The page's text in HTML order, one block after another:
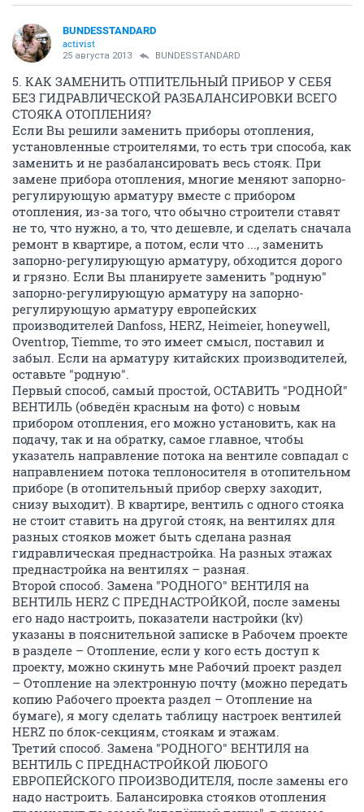
BUNDESSTANDARD
activist
25 августа 2013 BUNDESSTANDARD
5. КАК ЗАМЕНИТЬ ОТПИТЕЛЬНЫЙ ПРИБОР У СЕБЯ
БЕЗ ГИДРАВЛИЧЕСКОЙ РАЗБАЛАНСИРОВКИ ВСЕГО
СТОЯКА ОТОПЛЕНИЯ?
Если Вы решили заменить приборы отопления,
установленные строителями, то есть три способа, как
заменить и не разбалансировать весь стояк. При
замене прибора отопления, многие меняют запорно-
регулирующую арматуру вместе с прибором
отопления, из-за того, что обычно строители ставят
не то, что нужно, а то, что дешевле, и сделать сначала
ремонт в квартире, а потом, если что ..., заменить
запорно-регулирующую арматуру, обходится дорого
и грязно. Если Вы планируете заменить "родную"
запорно-регулирующую арматуру на запорно-
регулирующую арматуру европейских
производителей Danfoss, HERZ, Heimeier, honeywell,
Oventrop, Tiemme, то это имеет смысл, поставил и
забыл. Если на арматуру китайских производителей,
оставьте "родную".
Первый способ, самый простой, ОСТАВИТЬ "РОДНОЙ"
ВЕНТИЛЬ (обведён красным на фото) с новым
прибором отопления, его можно установить, как на
подачу, так и на обратку, самое главное, чтобы
указатель направление потока на вентиле совпадал с
направлением потока теплоносителя в отопительном
приборе (в отопительный прибор сверху заходит,
снизу выходит). В квартире, вентиль с одного стояка
не стоит ставить на другой стояк, на вентилях для
разных стояков может быть сделана разная
гидравлическая преднастройка. На разных этажах
преднастройка на вентилях – разная.
Второй способ. Замена "РОДНОГО" ВЕНТИЛЯ на
ВЕНТИЛЬ HERZ С ПРЕДНАСТРОЙКОЙ, после замены
его надо настроить, показатели настройки (kv)
указаны в пояснительной записке в Рабочем проекте
в разделе – Отопление, если у кого есть доступ к
проекту, можно скинуть мне Рабочий проект раздел
– Отопление на электронную почту (можно передать
копию Рабочего проекта раздел – Отопление на
бумаге), я могу сделать таблицу настроек вентилей
HERZ по блок-секциям, стоякам и этажам.
Третий способ. Замена "РОДНОГО" ВЕНТИЛЯ на
ВЕНТИЛЬ С ПРЕДНАСТРОЙКОЙ ЛЮБОГО
ЕВРОПЕЙСКОГО ПРОИЗВОДИТЕЛЯ, после замены его
надо настроить. Балансировка стояков отопления